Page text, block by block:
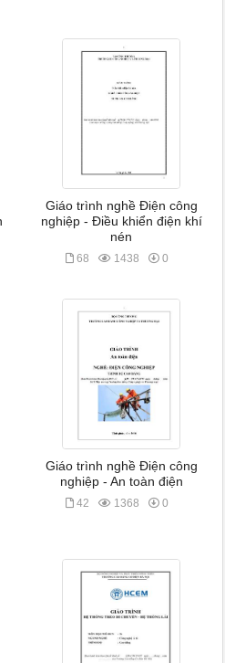
Giáo trình nghề Điện công
nghiệp - Điều khiển điện khí
nén
68 1438 0
Giáo trình nghề Điện công
nghiệp - An toàn điện
42 1368 0